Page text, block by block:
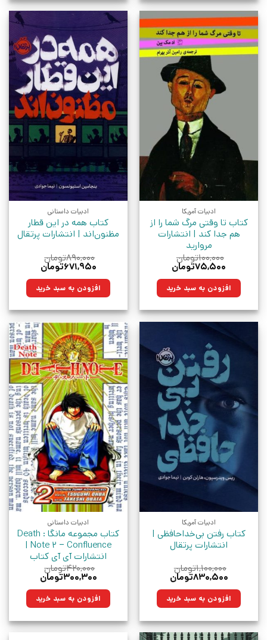
ادبیات آمریکا
کتاب تا وقتی مرگ شما را از
هم جدا کند | انتشارات
مروارید
۱۰۰,۰۰۰تومان
قیمت
۱۰۰,۰۰۰تومان
بود.
۷۵,۵۰۰تومان
۷۵,۵۰۰تومان.افزودن به سبد خرید
ادبیات داستانی
کتاب همه در این قطار
مظنون‌اند | انتشارات پرتقال
۸۹۰,۰۰۰تومان
قیمت
۸۹۰,۰۰۰تومان
بود.
۶۷۱,۹۵۰تومان
۶۷۱,۹۵۰تومان.افزودن به سبد خرید
ادبیات آمریکا
کتاب رفتن بی‌خداحافظی |
انتشارات پرتقال
۱,۱۰۰,۰۰۰تومان
قیمت
۱,۱۰۰,۰۰۰تومان
بود.
۸۳۰,۵۰۰تومان
۸۳۰,۵۰۰تومان.افزودن به سبد خرید
ادبیات داستانی
کتاب مجموعه مانگا : Death
Note 2 – Confluence |
انتشارات آی آی کتاب
۴۲۰,۰۰۰تومان
قیمت
۴۲۰,۰۰۰تومان
بود.
۳۰۰,۳۰۰تومان
۳۰۰,۳۰۰تومان.افزودن به سبد خرید